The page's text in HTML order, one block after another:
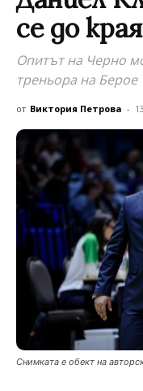
се до
Опитът на Черно
треньора на Берое
от Виктория Петрова -
Снимката е обект на